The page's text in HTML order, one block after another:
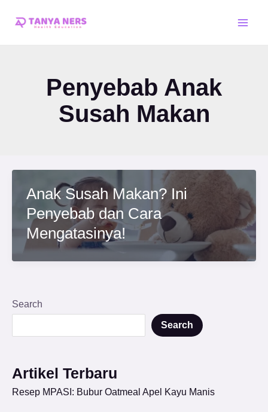
Penyebab Anak
Susah Makan
Anak Susah Makan? Ini
Penyebab dan Cara
Mengatasinya!
Search
Search
Artikel Terbaru
Resep MPASI: Bubur Oatmeal Apel Kayu Manis